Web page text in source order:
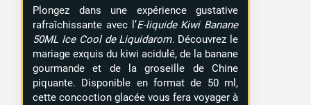
Plongez dans une expérience gustative
rafraîchissante avec l’E-liquide Kiwi Banane
50ML Ice Cool de Liquidarom. Découvrez le
mariage exquis du kiwi acidulé, de la banane
gourmande et de la groseille de Chine
piquante. Disponible en format de 50 ml,
cette concoction glacée vous fera voyager à